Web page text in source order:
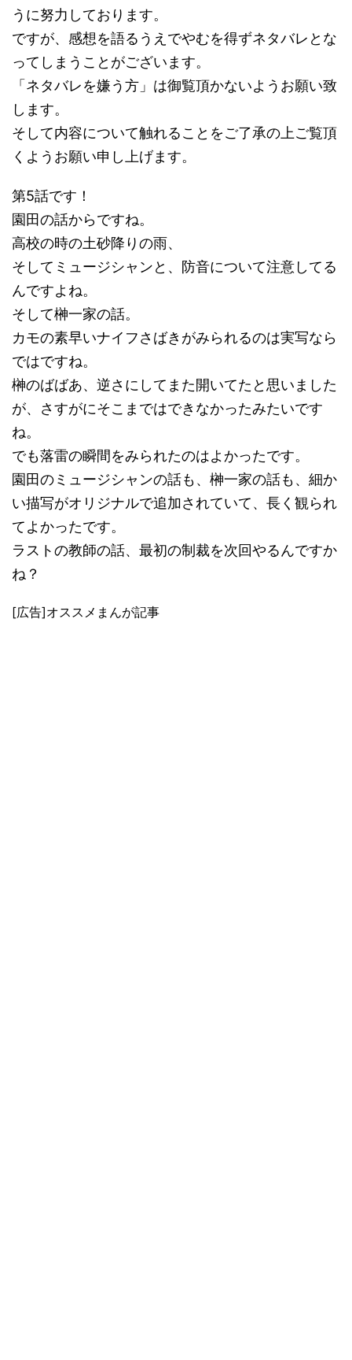
うに努力しております。
ですが、感想を語るうえでやむを得ずネタバレとな
ってしまうことがございます。
「ネタバレを嫌う方」は御覧頂かないようお願い致
します。
そして内容について触れることをご了承の上ご覧頂
くようお願い申し上げます。
第5話です！
園田の話からですね。
高校の時の土砂降りの雨、
そしてミュージシャンと、防音について注意してる
んですよね。
そして榊一家の話。
カモの素早いナイフさばきがみられるのは実写なら
ではですね。
榊のばばあ、逆さにしてまた開いてたと思いました
が、さすがにそこまではできなかったみたいです
ね。
でも落雷の瞬間をみられたのはよかったです。
園田のミュージシャンの話も、榊一家の話も、細か
い描写がオリジナルで追加されていて、長く観られ
てよかったです。
ラストの教師の話、最初の制裁を次回やるんですか
ね？
[広告]オススメまんが記事